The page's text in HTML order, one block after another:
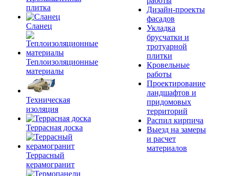
плитка
Сланец
Теплоизоляционные
материалы
Техническая
изоляция
Террасная доска
Террасный
керамогранит
Дизайн-проекты
фасадов
Укладка
брусчатки и
тротуарной
плитки
Кровельные
работы
Проектирование
ландшафтов и
придомовых
территорий
Распил кирпича
Выезд на замеры
и расчет
материалов